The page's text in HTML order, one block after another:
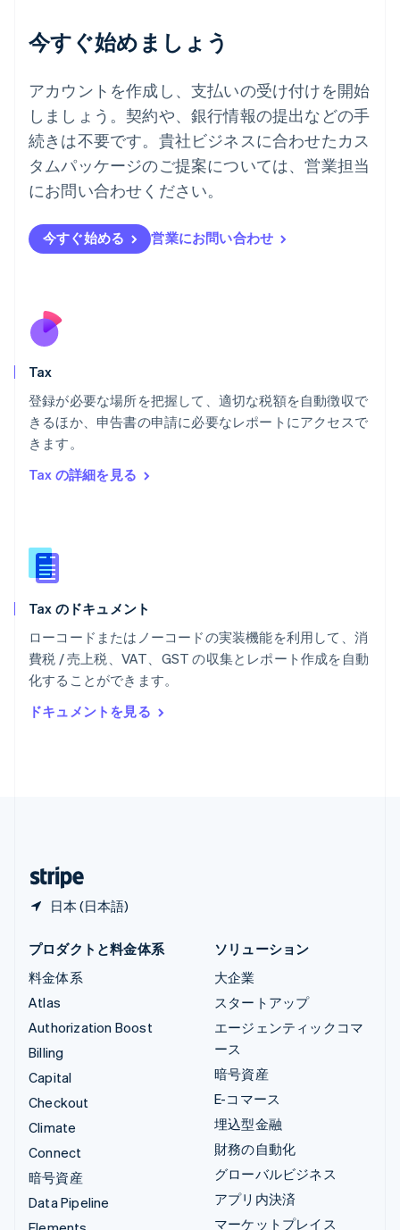
今すぐ始めましょう
アカウントを作成し、支払いの受け付けを開始
しましょう。契約や、銀行情報の提出などの手
続きは不要です。貴社ビジネスに合わせたカス
タムパッケージのご提案については、営業担当
にお問い合わせください。
今すぐ始める 営業にお問い合わせ
Tax
登録が必要な場所を把握して、適切な税額を自動徴収で
きるほか、申告書の申請に必要なレポートにアクセスで
きます。
Tax の詳細を見る
Tax のドキュメント
ローコードまたはノーコードの実装機能を利用して、消
費税 / 売上税、VAT、GST の収集とレポート作成を自動
化することができます。
ドキュメントを見る
日本 (日本語)
デンマーク
ドイツ
ニュージーランド
English
ノルウェー
English
ハンガリー
フィンランド
EnglishSvenska
Français
ブルガリア
ポーランド
English
ポルトガル
マルタ
メキシコ
Español
English
リトアニア
English
リヒテンシュタイン
DeutschEnglish
ルーマニア
English
プロダクトと料金体系
料金体系
Atlas
Authorization Boost
Billing
Capital
Checkout
Climate
Connect
暗号資産
Data Pipeline
ソリューション
大企業
スタートアップ
エージェンティックコマ
ース
暗号資産
E-コマース
埋込型金融
財務の自動化
グローバルビジネス
アプリ内決済
マーケットプレイス